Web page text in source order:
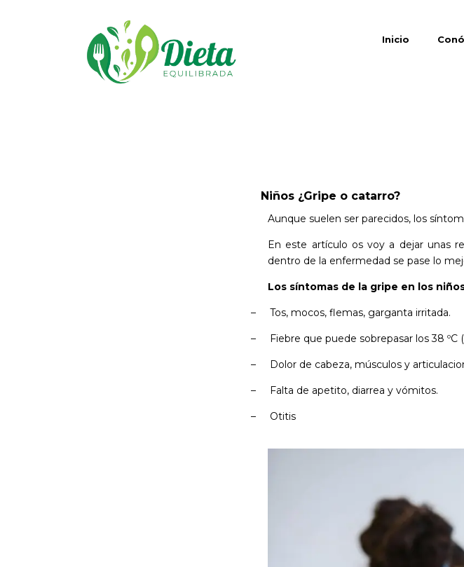
Inicio
Niños ¿Gripe o catarro?
Aunque suelen ser parecidos, los
En este artículo os voy a dejar unas
dentro de la enfermedad se pase lo
Los síntomas de la gripe en los
– Tos, mocos, flemas, garganta irritada.
– Fiebre que puede sobrepasar los 38
– Dolor de cabeza, músculos y
– Falta de apetito, diarrea y vómitos.
– Otitis